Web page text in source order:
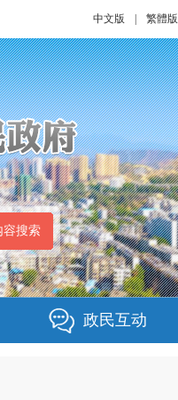
中文版 繁體版
政民互动